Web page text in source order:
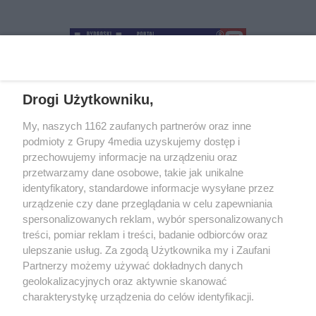
+48 52 5812666
O nas Reklama Regulamin
Kontakt
Wydarzenia
Ogłoszenia Katalog firm
Zapisz się do newslettera
Dołącz do grona ludzi najlepiej poinformowanych!
Zapisz się »
Drogi Użytkowniku,
My, naszych 1162 zaufanych partnerów oraz inne
podmioty z Grupy 4media uzyskujemy dostęp i
przechowujemy informacje na urządzeniu oraz
przetwarzamy dane osobowe, takie jak unikalne
identyfikatory, standardowe informacje wysyłane przez
urządzenie czy dane przeglądania w celu zapewniania
spersonalizowanych reklam, wybór spersonalizowanych
treści, pomiar reklam i treści, badanie odbiorców oraz
ulepszanie usług. Za zgodą Użytkownika my i Zaufani
Partnerzy możemy używać dokładnych danych
geolokalizacyjnych oraz aktywnie skanować
charakterystykę urządzenia do celów identyfikacji.